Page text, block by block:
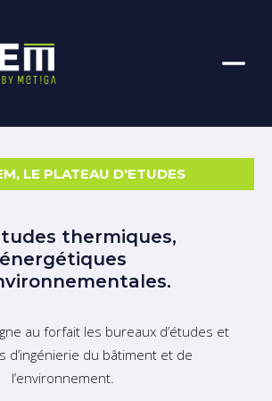
LE PLATEAU D'ETUDES
thermiques,
énergétiques
au forfait les bureaux d’études et
d’ingénierie du bâtiment et de
l’environnement.